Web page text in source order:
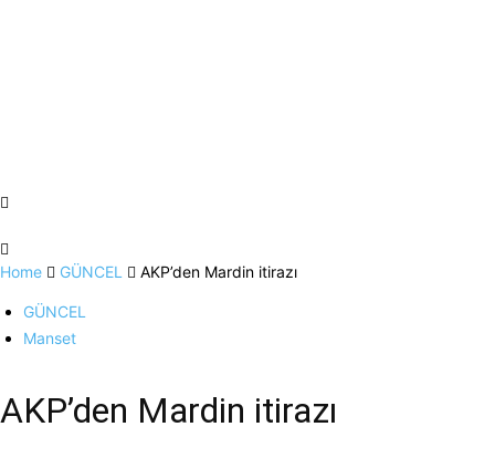
Home GÜNCEL AKP’den Mardin itirazı
GÜNCEL
Manset
AKP’den Mardin itirazı